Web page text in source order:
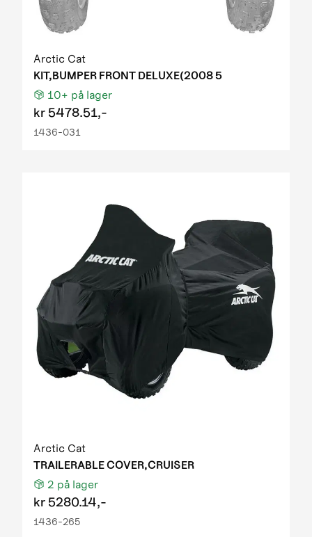
Arctic Cat
KIT,BUMPER FRONT DELUXE(2008 5
10+ på lager
kr 5478.51,-
1436-031
Arctic Cat
TRAILERABLE COVER,CRUISER
2 på lager
kr 5280.14,-
1436-265